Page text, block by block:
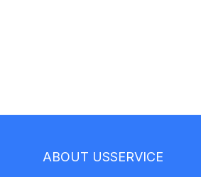
ABOUT USSERVICE